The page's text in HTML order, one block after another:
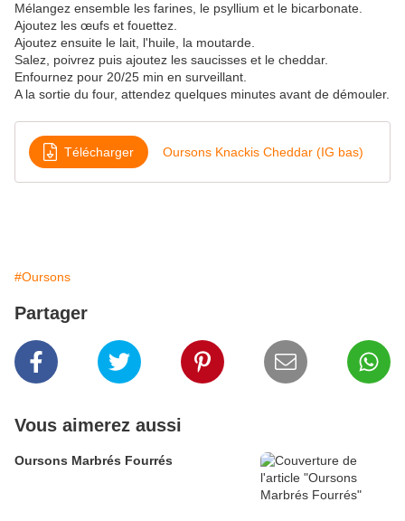
Mélangez ensemble les farines, le psyllium et le bicarbonate.
Ajoutez les œufs et fouettez.
Ajoutez ensuite le lait, l'huile, la moutarde.
Salez, poivrez puis ajoutez les saucisses et le cheddar.
Enfournez pour 20/25 min en surveillant.
A la sortie du four, attendez quelques minutes avant de démouler.
Télécharger Oursons Knackis Cheddar (IG bas)
#Oursons
Partager
Vous aimerez aussi
Oursons Marbrés Fourrés